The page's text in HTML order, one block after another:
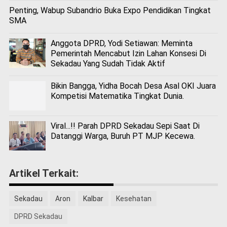
Penting, Wabup Subandrio Buka Expo Pendidikan Tingkat
SMA
Anggota DPRD, Yodi Setiawan: Meminta
Pemerintah Mencabut Izin Lahan Konsesi Di
Sekadau Yang Sudah Tidak Aktif
Bikin Bangga, Yidha Bocah Desa Asal OKI Juara
Kompetisi Matematika Tingkat Dunia.
Viral...!! Parah DPRD Sekadau Sepi Saat Di
Datanggi Warga, Buruh PT MJP Kecewa.
Artikel Terkait:
Sekadau Aron Kalbar Kesehatan
DPRD Sekadau